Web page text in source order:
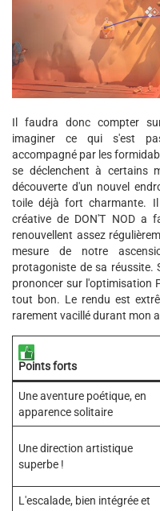
Il faudra donc compter
imaginer ce qui s'est
accompagné par les
se déclenchent à certains
découverte d'un nouvel
toile déjà fort charmante.
créative de DON'T NOD a
renouvellent assez
mesure de notre
protagoniste de sa réussite.
prononcer sur l'optimisation
tout bon. Le rendu est
rarement vacillé durant mon
Points forts
Une aventure poétique, en
apparence solitaire
Une direction artistique
superbe !
L'escalade, bien intégrée et